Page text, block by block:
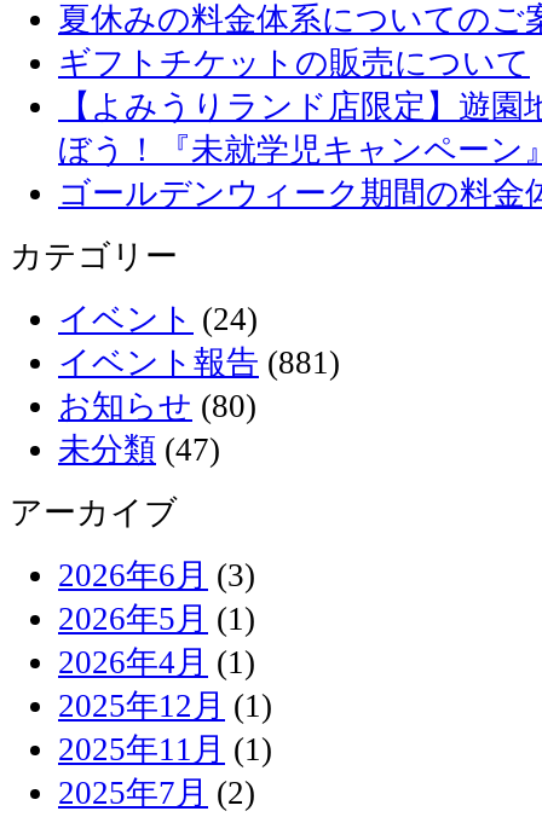
夏休みの料金体系についてのご
ギフトチケットの販売について
【よみうりランド店限定】遊
ぼう！『未就学児キャンペーン
ゴールデンウィーク期間の料金
カテゴリー
イベント (24)
イベント報告 (881)
お知らせ (80)
未分類 (47)
アーカイブ
2026年6月 (3)
2026年5月 (1)
2026年4月 (1)
2025年12月 (1)
2025年11月 (1)
2025年7月 (2)